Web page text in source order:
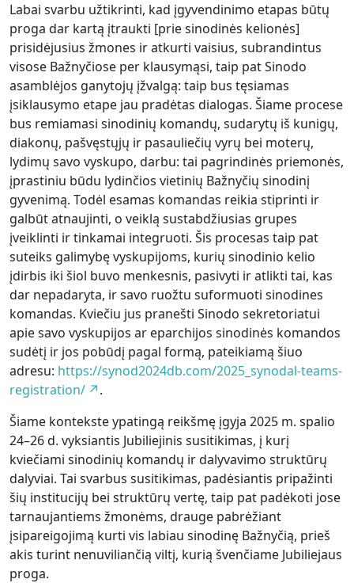
Labai svarbu užtikrinti, kad įgyvendinimo etapas būtų
proga dar kartą įtraukti [prie sinodinės kelionės]
prisidėjusius žmones ir atkurti vaisius, subrandintus
visose Bažnyčiose per klausymąsi, taip pat Sinodo
asamblėjos ganytojų įžvalgą: taip bus tęsiamas
įsiklausymo etape jau pradėtas dialogas. Šiame procese
bus remiamasi sinodinių komandų, sudarytų iš kunigų,
diakonų, pašvęstųjų ir pasauliečių vyrų bei moterų,
lydimų savo vyskupo, darbu: tai pagrindinės priemonės,
įprastiniu būdu lydinčios vietinių Bažnyčių sinodinį
gyvenimą. Todėl esamas komandas reikia stiprinti ir
galbūt atnaujinti, o veiklą sustabdžiusias grupes
įveiklinti ir tinkamai integruoti. Šis procesas taip pat
suteiks galimybę vyskupijoms, kurių sinodinio kelio
įdirbis iki šiol buvo menkesnis, pasivyti ir atlikti tai, kas
dar nepadaryta, ir savo ruožtu suformuoti sinodines
komandas. Kviečiu jus pranešti Sinodo sekretoriatui
apie savo vyskupijos ar eparchijos sinodinės komandos
sudėtį ir jos pobūdį pagal formą, pateikiamą šiuo
adresu: https://synod2024db.com/2025_synodal-teams-
registration/
.
Šiame kontekste ypatingą reikšmę įgyja 2025 m. spalio
24–26 d. vyksiantis Jubiliejinis susitikimas, į kurį
kviečiami sinodinių komandų ir dalyvavimo struktūrų
dalyviai. Tai svarbus susitikimas, padėsiantis pripažinti
šių institucijų bei struktūrų vertę, taip pat padėkoti jose
tarnaujantiems žmonėms, drauge pabrėžiant
įsipareigojimą kurti vis labiau sinodinę Bažnyčią, prieš
akis turint nenuviliančią viltį, kurią švenčiame Jubiliejaus
proga.